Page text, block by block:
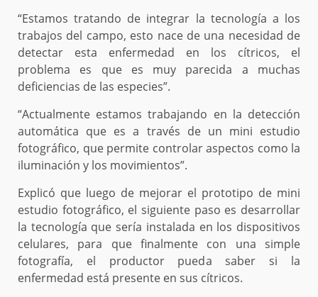
“Estamos tratando de integrar la tecnología a los
trabajos del campo, esto nace de una necesidad de
detectar esta enfermedad en los cítricos, el
problema es que es muy parecida a muchas
deficiencias de las especies”.
“Actualmente estamos trabajando en la detección
automática que es a través de un mini estudio
fotográfico, que permite controlar aspectos como la
iluminación y los movimientos”.
Explicó que luego de mejorar el prototipo de mini
estudio fotográfico, el siguiente paso es desarrollar
la tecnología que sería instalada en los dispositivos
celulares, para que finalmente con una simple
fotografía, el productor pueda saber si la
enfermedad está presente en sus cítricos.